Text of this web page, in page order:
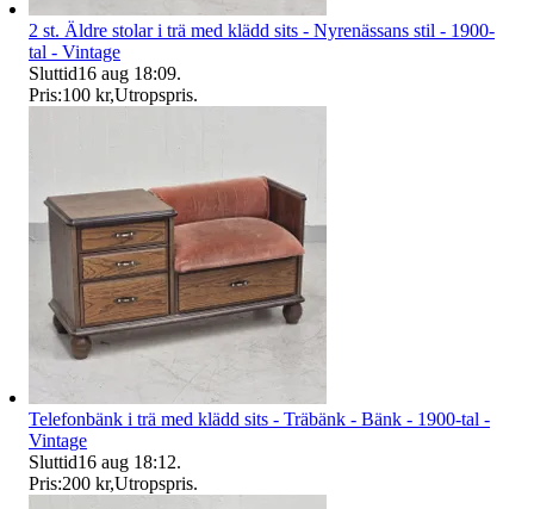
2 st. Äldre stolar i trä med klädd sits - Nyrenässans stil - 1900-
tal - Vintage
Sluttid16 aug 18:09.
Pris:100 kr,Utropspris.
Telefonbänk i trä med klädd sits - Träbänk - Bänk - 1900-tal -
Vintage
Sluttid16 aug 18:12.
Pris:200 kr,Utropspris.